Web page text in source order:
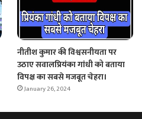
नीतीश कुमार की विश्वसनीयता पर
उठाए सवालप्रियंका गांधी को बताया
विपक्ष का सबसे मजबूत चेहरा।
January 26, 2024